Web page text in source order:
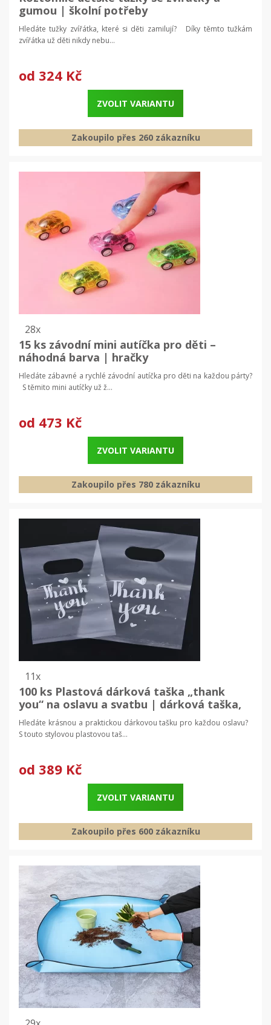
gumou | školní potřeby
Hledáte tužky zvířátka, které si děti zamilují? Díky těmto tužkám
zvířátka už děti nikdy nebu...
od 324 Kč
ZVOLIT VARIANTU
Zakoupilo přes 260 zákazníku
28x
15 ks závodní mini autíčka pro děti –
náhodná barva | hračky
Hledáte zábavné a rychlé závodní autíčka pro děti na každou párty?
S těmito mini autíčky už ž...
od 473 Kč
ZVOLIT VARIANTU
Zakoupilo přes 780 zákazníku
11x
100 ks Plastová dárková taška „thank
you“ na oslavu a svatbu | dárková taška,
party taška
Hledáte krásnou a praktickou dárkovou tašku pro každou oslavu?
S touto stylovou plastovou taš...
od 389 Kč
ZVOLIT VARIANTU
Zakoupilo přes 600 zákazníku